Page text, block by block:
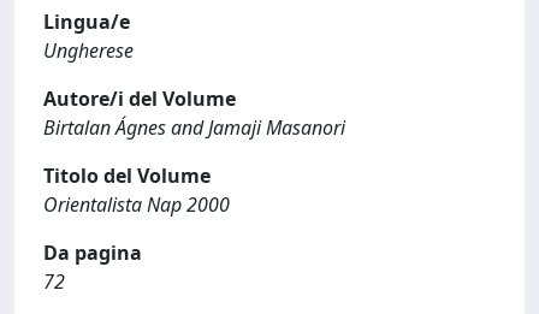
Lingua/e
Ungherese
Autore/i del Volume
Birtalan Ágnes and Jamaji Masanori
Titolo del Volume
Orientalista Nap 2000
Da pagina
72